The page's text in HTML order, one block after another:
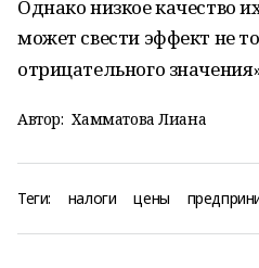
Однако низкое качество
может свести эффект не
отрицательного
Автор: Хамматова Лиана
Теги: налоги цены